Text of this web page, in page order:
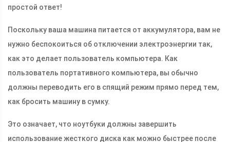
простой ответ!
Поскольку ваша машина питается от аккумулятора, вам не
нужно беспокоиться об отключении электроэнергии так,
как это делает пользователь компьютера. Как
пользователь портативного компьютера, вы обычно
должны переводить его в спящий режим прямо перед тем,
как бросить машину в сумку.
Это означает, что ноутбуки должны завершить
использование жесткого диска как можно быстрее после